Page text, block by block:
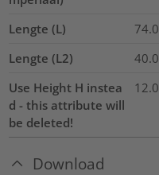
Lengte (L) 74.0
Lengte (L2)
40.0
Use Height H instea
d - this attribute will
be deleted!
12.0
Download